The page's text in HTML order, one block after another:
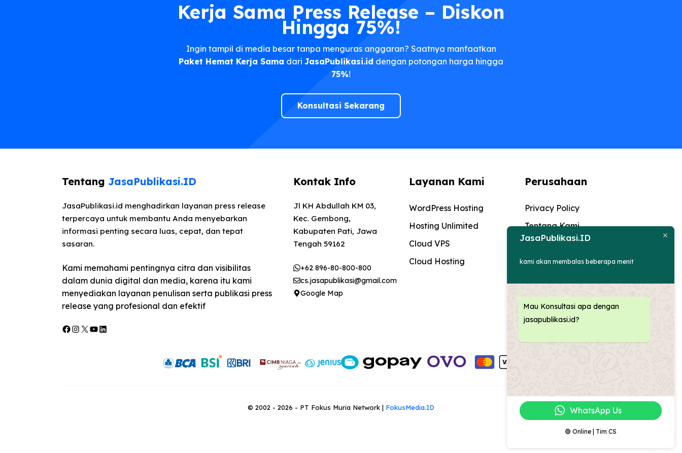
Kerja Sama Press Release – Diskon
Hingga 75%!
Ingin tampil di media besar tanpa menguras anggaran? Saatnya manfaatkan
Paket Hemat Kerja Sama dari JasaPublikasi.id dengan potongan harga hingga
75%!
Konsultasi Sekarang
Tentang JasaPublikasi.ID
JasaPublikasi.id menghadirkan layanan press release
terpercaya untuk membantu Anda menyebarkan
informasi penting secara luas, cepat, dan tepat
sasaran.
Kami memahami pentingnya citra dan visibilitas
dalam dunia digital dan media, karena itu kami
menyediakan layanan penulisan serta publikasi press
release yang profesional dan efektif
Facebook
Instagram
X YouTube
LinkedIn
Kontak Info
Jl KH Abdullah KM 03,
Kec. Gembong,
Kabupaten Pati, Jawa
Tengah 59162
+62 896-80-800-800
cs.jasapublikasi@gmail.com
Google Map
Layanan Kami
WordPress Hosting
Hosting Unlimited
Cloud VPS
Cloud Hosting
Perusahaan
Privacy Policy
Tentang Kami
Terms
Legalitas
© 2002 - 2026 - PT Fokus Muria Network | FokusMedia.ID
JasaPublikasi.ID
kami akan membalas beberapa menit
Mau Konsultasi apa dengan
jasapublikasi.id?
WhatsApp Us
🟢 Online | Tim CS